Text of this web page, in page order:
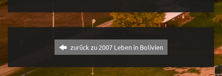
zurück zu 2007 Leben in Bolivien